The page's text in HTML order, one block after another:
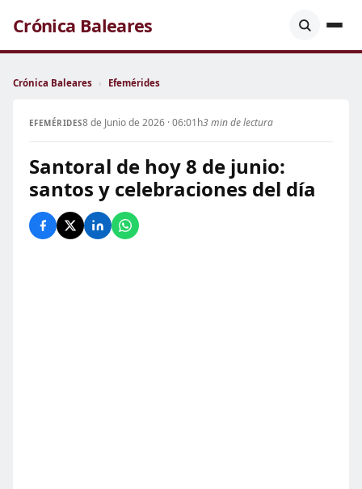
Crónica Baleares
Crónica Baleares › Efemérides
EFEMÉRIDES8 de Junio de 2026 · 06:01h3 min de lectura
Santoral de hoy 8 de junio:
santos y celebraciones del día